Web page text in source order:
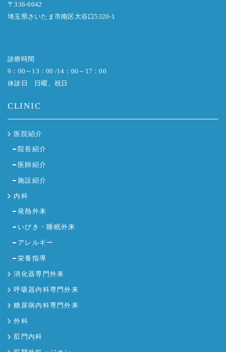
〒336-0042
埼玉県さいたま市南区大谷口5320-1
診療時間
9：00～13：00 /14：00～17：00
休診日 日曜、祝日
CLINIC
医院紹介
院長紹介
医師紹介
施設紹介
内科
発熱外来
いびき・睡眠外来
アレルギー
栄養指導
消化器専門外来
呼吸器内科専門外来
糖尿病内科専門外来
外科
肛門内科